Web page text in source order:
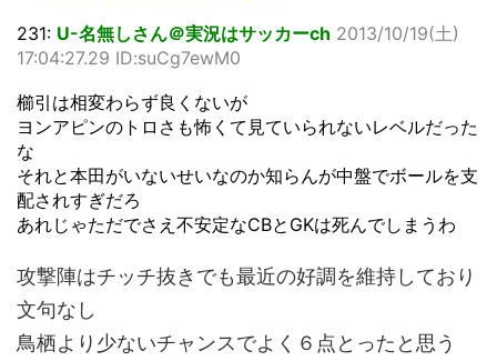
231: U-名無しさん＠実況はサッカーch 2013/10/19(土)
17:04:27.29 ID:suCg7ewM0
櫛引は相変わらず良くないが
ヨンアピンのトロさも怖くて見ていられないレベルだった
な
それと本田がいないせいなのか知らんが中盤でボールを支
配されすぎだろ
あれじゃただでさえ不安定なCBとGKは死んでしまうわ
攻撃陣はチッチ抜きでも最近の好調を維持しており
文句なし
鳥栖より少ないチャンスでよく６点とったと思う